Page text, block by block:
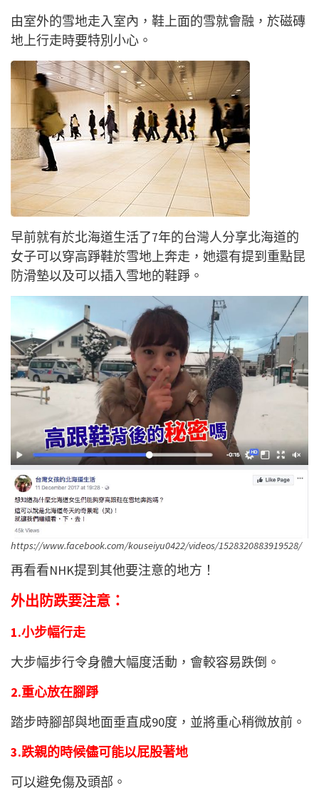
由室外的雪地走入室內，鞋上面的雪就會融，於磁磚
地上行走時要特別小心。
早前就有於北海道生活了7年的台灣人分享北海道的
女子可以穿高踭鞋於雪地上奔走，她還有提到重點昆
防滑墊以及可以插入雪地的鞋踭。
https://www.facebook.com/kouseiyu0422/videos/1528320883919528/
再看看NHK提到其他要注意的地方！
外出防跌要注意：
1.小步幅行走
大步幅步行令身體大幅度活動，會較容易跌倒。
2.重心放在腳踭
踏步時腳部與地面垂直成90度，並將重心稍微放前。
3.跌親的時候儘可能以屁股著地
可以避免傷及頭部。